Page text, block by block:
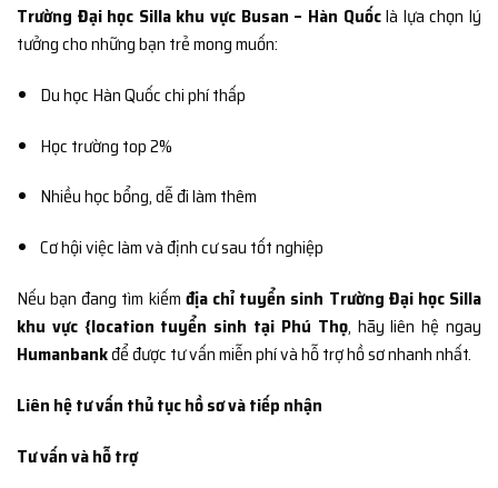
Trường Đại học Silla khu vực Busan – Hàn Quốclà lựa chọn lý
tưởng cho những bạn trẻ mong muốn:
Du học Hàn Quốc chi phí thấp
Học trường top 2%
Nhiều học bổng, dễ đi làm thêm
Cơ hội việc làm và định cư sau tốt nghiệp
Nếu bạn đang tìm kiếm địa chỉ tuyển sinh Trường Đại học Silla
khu vực {location tuyển sinh tại Phú Thọ, hãy liên hệ ngay
Humanbankđể được tư vấn miễn phí và hỗ trợ hồ sơ nhanh nhất.
Liên hệ tư vấn thủ tục hồ sơ và tiếp nhận
Tư vấn và hỗ trợ